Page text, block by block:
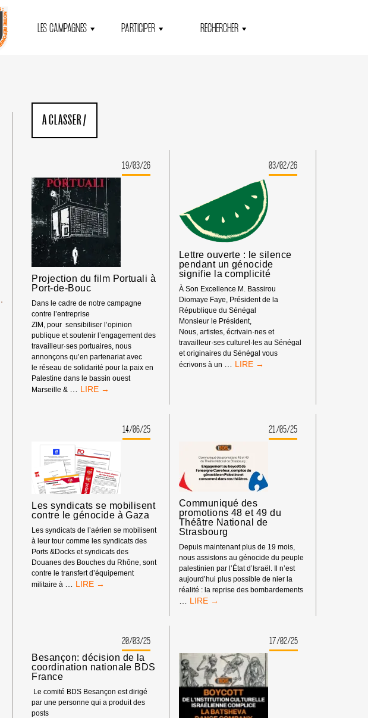
LES CAMPAGNES PARTICIPER RECHERCHER
A CLASSER/
19/03/26
Projection du film Portuali à
Port-de-Bouc
Dans le cadre de notre campagne
contre l’entreprise
ZIM, pour sensibiliser l’opinion
publique et soutenir l’engagement des
travailleur·ses portuaires, nous
annonçons qu’en partenariat avec
le réseau de solidarité pour la paix en
Palestine dans le bassin ouest
Marseille &
PROJECTION
DE-
BOUC
03/02/26
Lettre ouverte : le silence
pendant un génocide
signifie la complicité
À Son Excellence M. Bassirou
Diomaye Faye, Président de la
République du Sénégal
Monsieur le Président,
Nous, artistes, écrivain·nes et
travailleur·ses culturel·les au Sénégal
et originaires du Sénégal vous
écrivons à un
LETTRE
GÉNOCIDE
SIGNIFIE
LA
COMPLICITÉ
14/06/25
Les syndicats se mobilisent
contre le génocide à Gaza
Les syndicats de l’aérien se mobilisent
à leur tour comme les syndicats des
Ports &Docks et syndicats des
Douanes des Bouches du Rhône, sont
contre le transfert d’équipement
militaire à
LES
À
GAZA
21/05/25
Communiqué des
promotions 48 et 49 du
Théâtre National de
Strasbourg
Depuis maintenant plus de 19 mois,
nous assistons au génocide du peuple
palestinien par l’État d’Israël. Il n’est
aujourd’hui plus possible de nier la
réalité : la reprise des bombardements
COMMUNIQUÉ
49
DU
THÉÂTRE
NATIONAL
DE
STRASBOURG
20/03/25
Besançon: décision de la
coordination nationale BDS
France
Le comité BDS Besançon est dirigé
par une personne qui a produit des
posts
17/02/25